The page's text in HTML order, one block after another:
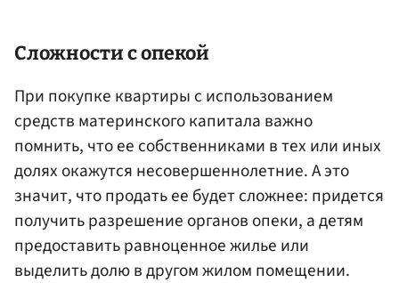
Сложности с опекой
При покупке квартиры с использованием
средств материнского капитала важно
помнить, что ее собственниками в тех или иных
долях окажутся несовершеннолетние. А это
значит, что продать ее будет сложнее: придется
получить разрешение органов опеки, а детям
предоставить равноценное жилье или
выделить долю в другом жилом помещении.